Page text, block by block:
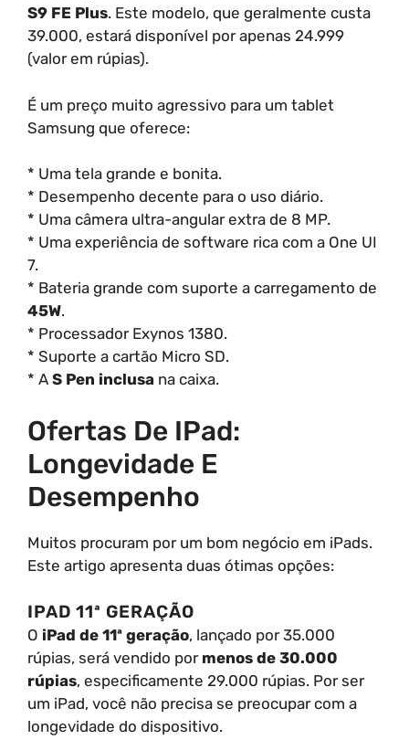
S9 FE Plus. Este modelo, que geralmente custa
39.000, estará disponível por apenas 24.999
(valor em rúpias).
É um preço muito agressivo para um tablet
Samsung que oferece:
* Uma tela grande e bonita.
* Desempenho decente para o uso diário.
* Uma câmera ultra-angular extra de 8 MP.
* Uma experiência de software rica com a One UI
7.
* Bateria grande com suporte a carregamento de
45W.
* Processador Exynos 1380.
* Suporte a cartão Micro SD.
* A S Pen inclusa na caixa.
Ofertas De IPad:
Longevidade E
Desempenho
Muitos procuram por um bom negócio em iPads.
Este artigo apresenta duas ótimas opções:
IPAD 11ª GERAÇÃO
O iPad de 11ª geração, lançado por 35.000
rúpias, será vendido por menos de 30.000
rúpias, especificamente 29.000 rúpias. Por ser
um iPad, você não precisa se preocupar com a
longevidade do dispositivo.